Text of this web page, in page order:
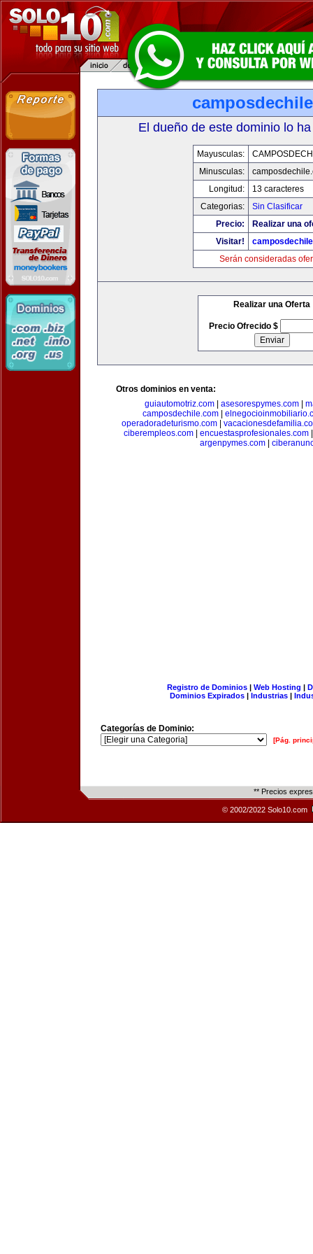
El dueño de este dominio lo
Mayusculas:
Minusculas:
Longitud:
13 caracteres
Categorias:
Sin Clasificar
Precio:
Realizar una
Visitar!
Serán consideradas
Realizar una Oferta
Precio Ofrecido $
Otros dominios en venta:
guiautomotriz.com
asesorespymes.com
camposdechile.com
operadoradeturismo.com
ciberempleos.com
encuestasprofesionales.com
argenpymes.com
Registro de Dominios| Web Hosting |
Dominios Expirados | Industrias |
Categorías de Dominio:
[Pág.
** Precios
© 2002/2022 Solo10.com